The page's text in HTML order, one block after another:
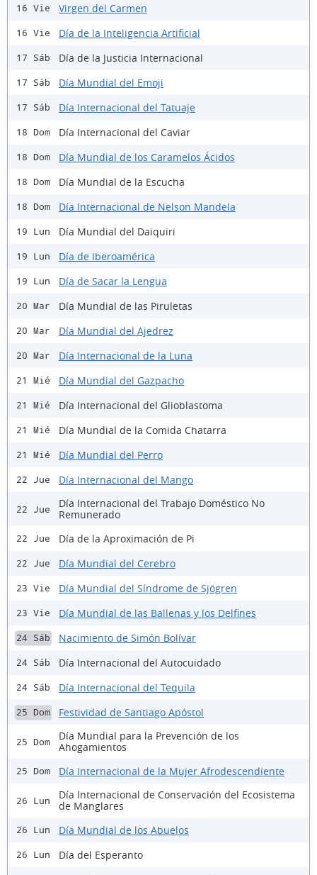
16 Vie Virgen del Carmen
16 Vie Día de la Inteligencia Artificial
17 Sáb Día de la Justicia Internacional
17 Sáb Día Mundial del Emoji
17 Sáb Día Internacional del Tatuaje
18 Dom Día Internacional del Caviar
18 Dom Día Mundial de los Caramelos Ácidos
18 Dom Día Mundial de la Escucha
18 Dom Día Internacional de Nelson Mandela
19 Lun Día Mundial del Daiquiri
19 Lun Día de Iberoamérica
19 Lun Día de Sacar la Lengua
20 Mar Día Mundial de las Piruletas
20 Mar Día Mundial del Ajedrez
20 Mar Día Internacional de la Luna
21 Mié Día Mundial del Gazpacho
21 Mié Día Internacional del Glioblastoma
21 Mié Día Mundial de la Comida Chatarra
21 Mié Día Mundial del Perro
22 Jue Día Internacional del Mango
22 Jue
Día Internacional del Trabajo Doméstico No
Remunerado
22 Jue Día de la Aproximación de Pi
22 Jue Día Mundial del Cerebro
23 Vie Día Mundial del Síndrome de Sjögren
23 Vie Día Mundial de las Ballenas y los Delfines
24 Sáb Nacimiento de Simón Bolívar
24 Sáb Día Internacional del Autocuidado
24 Sáb Día Internacional del Tequila
25 Dom Festividad de Santiago Apóstol
25 Dom
Día Mundial para la Prevención de los
Ahogamientos
25 Dom Día Internacional de la Mujer Afrodescendiente
26 Lun
Día Internacional de Conservación del Ecosistema
de Manglares
26 Lun Día Mundial de los Abuelos
26 Lun Día del Esperanto